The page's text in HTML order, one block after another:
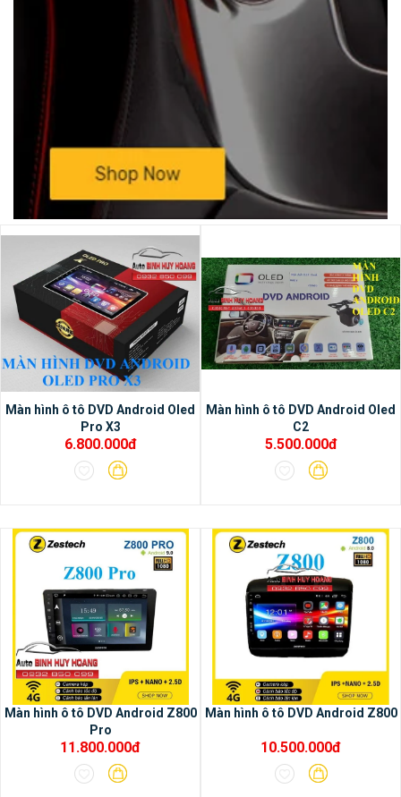
Màn hình ô tô DVD Android Oled
Pro X3
6.800.000đ
Màn hình ô tô DVD Android Oled
C2
5.500.000đ
Màn hình ô tô DVD Android Z800
Pro
11.800.000đ
Màn hình ô tô DVD Android Z800
10.500.000đ